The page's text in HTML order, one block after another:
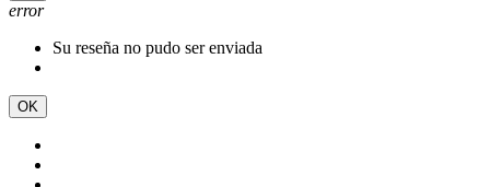
error
Su reseña no pudo ser enviada
OK